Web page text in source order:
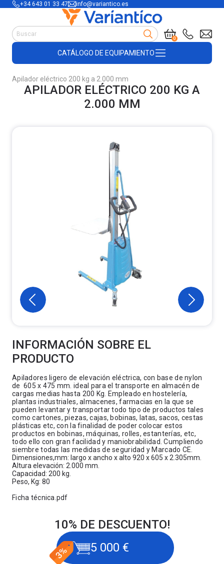
+34 643 01 33 47 info@variantico.es
0
CATÁLOGO DE EQUIPAMIENTO
Accesorios para carretillas
Útiles de almacén
Productos de plástico y madera
Encofrado
Apilador eléctrico 200 kg a 2.000 mm
APILADOR ELÉCTRICO 200 KG A
2.000 MM
INFORMACIÓN SOBRE EL
PRODUCTO
Apiladores ligero de elevación eléctrica, con base de nylon
de 605 x 475 mm. ideal para el transporte en almacén de
cargas medias hasta 200 Kg. Empleado en hostelería,
plantas industriales, almacenes, farmacias en la que se
pueden levantar y transportar todo tipo de productos tales
como cartones, piezas, cajas, bobinas, latas, sacos, cestas
plásticas etc, con la finalidad de poder colocar estos
productos en bobinas, máquinas, rolles, estanterías, etc,
todo ello con gran facilidad y maniobrabilidad. Cumpliendo
siembre todas las medidas de seguridad y Marcado CE.
Dimensiones,mm: largo x ancho x alto 920 x 605 x 2.305mm.
Altura elevación: 2.000 mm.
Capacidad: 200 kg.
Peso, Kg: 80
Ficha técnica.pdf
10% DE DESCUENTO!
5 000 €